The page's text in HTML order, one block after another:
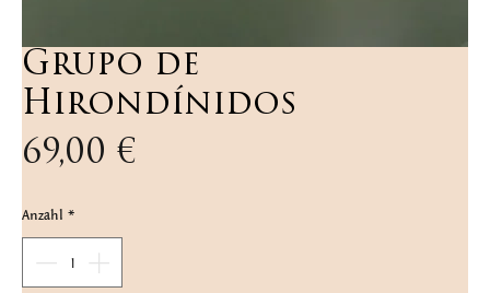
Grupo de
Hirondínidos
69,00 €
Anzahl *